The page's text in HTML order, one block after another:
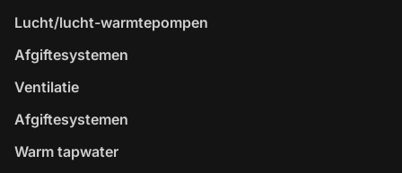
Lucht/lucht-warmtepompen
Afgiftesystemen
Ventilatie
Afgiftesystemen
Warm tapwater